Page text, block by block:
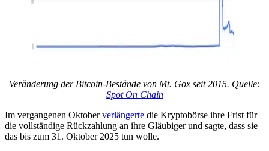
Veränderung der Bitcoin-Bestände von Mt. Gox seit 2015. Quelle:
Spot On Chain
Im vergangenen Oktoberverlängerte die Kryptobörse ihre Frist für
die vollständige Rückzahlung an ihre Gläubiger und sagte, dass sie
das bis zum 31. Oktober 2025 tun wolle.